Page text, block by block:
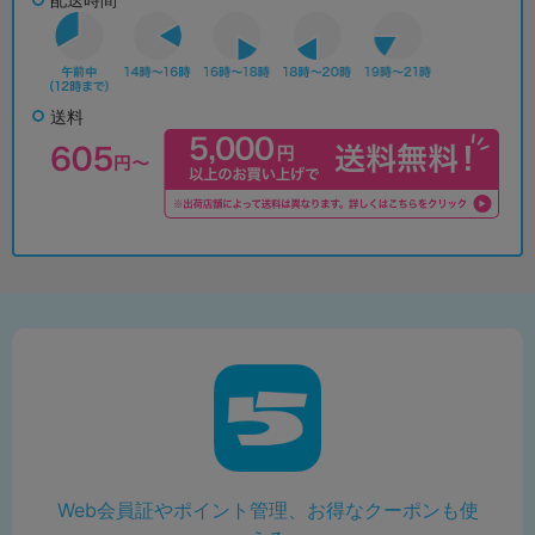
送料
Web会員証やポイント管理、お得なクーポンも使